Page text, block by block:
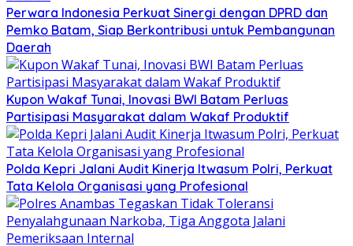
Perwara Indonesia Perkuat Sinergi dengan DPRD dan
Pemko Batam, Siap Berkontribusi untuk Pembangunan
Daerah
Kupon Wakaf Tunai, Inovasi BWI Batam Perluas
Partisipasi Masyarakat dalam Wakaf Produktif
Polda Kepri Jalani Audit Kinerja Itwasum Polri, Perkuat
Tata Kelola Organisasi yang Profesional